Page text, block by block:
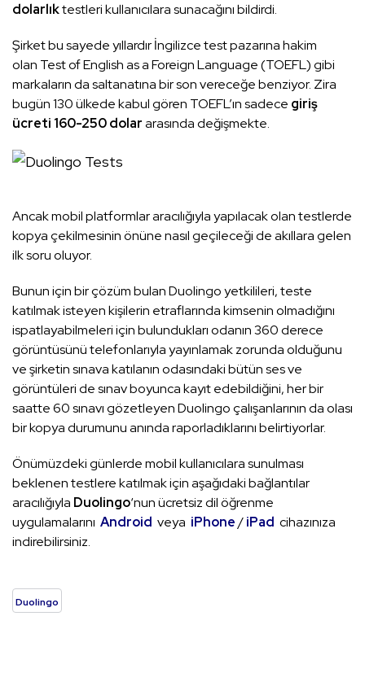
dolarlıktestleri kullanıcılara sunacağını bildirdi.
Şirket bu sayede yıllardır İngilizce test pazarına hakim
olan Test of English as a Foreign Language (TOEFL) gibi
markaların da saltanatına bir son vereceğe benziyor. Zira
bugün 130 ülkede kabul gören TOEFL’ın sadece giriş
ücreti 160-250 dolararasında değişmekte.
Ancak mobil platformlar aracılığıyla yapılacak olan testlerde
kopya çekilmesinin önüne nasıl geçileceği de akıllara gelen
ilk soru oluyor.
Bunun için bir çözüm bulan Duolingo yetkilileri, teste
katılmak isteyen kişilerin etraflarında kimsenin olmadığını
ispatlayabilmeleri için bulundukları odanın 360 derece
görüntüsünü telefonlarıyla yayınlamak zorunda olduğunu
ve şirketin sınava katılanın odasındaki bütün ses ve
görüntüleri de sınav boyunca kayıt edebildiğini, her bir
saatte 60 sınavı gözetleyen Duolingo çalışanlarının da olası
bir kopya durumunu anında raporladıklarını belirtiyorlar.
Önümüzdeki günlerde mobil kullanıcılara sunulması
beklenen testlere katılmak için aşağıdaki bağlantılar
aracılığıyla Duolingo‘nun ücretsiz dil öğrenme
uygulamalarını Android veya iPhone/iPad cihazınıza
indirebilirsiniz.
Duolingo